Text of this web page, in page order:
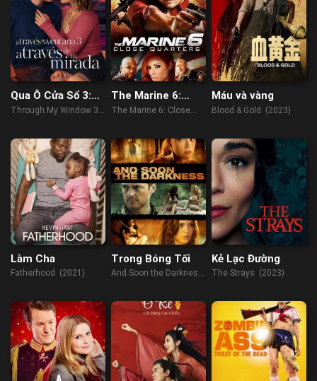
Qua Ô Cửa Sổ 3:
Ta Nhìn Thấy
Through My Window 3:
The Marine 6:
Close Quarters
The Marine 6: Close
Máu và vàng
Blood & Gold (2023)
Làm Cha
Fatherhood (2021)
Trong Bóng Tối
And Soon the Darkness
Kẻ Lạc Đường
The Strays (2023)